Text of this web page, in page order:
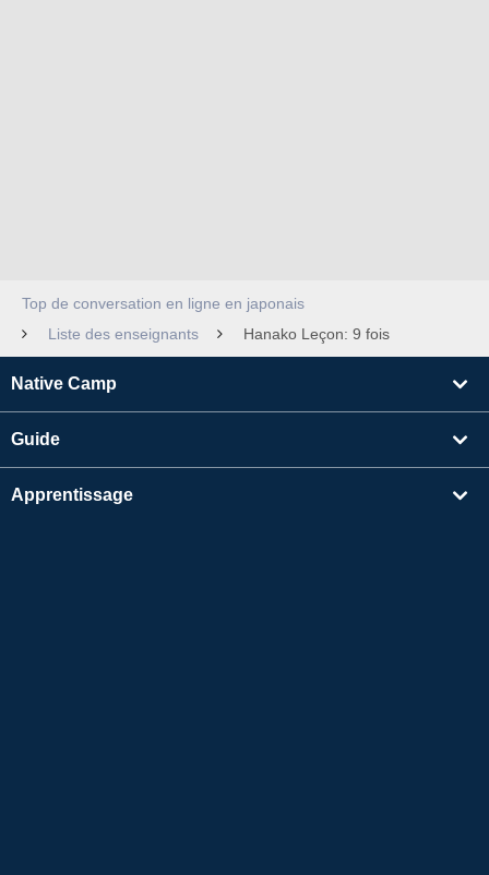
Top de conversation en ligne en japonais
Liste des enseignants
Hanako Leçon: 9 fois
Native Camp
Guide
Apprentissage